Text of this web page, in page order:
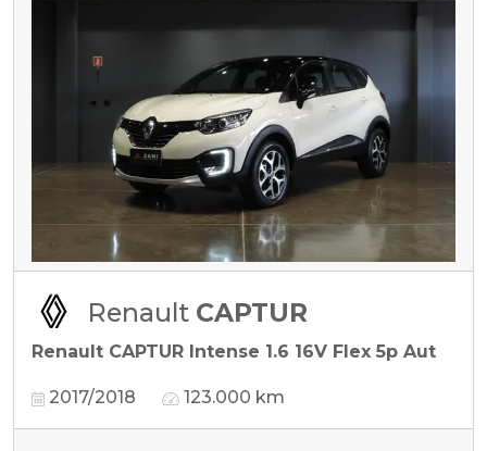
Renault CAPTUR
Renault CAPTUR Intense 1.6 16V Flex 5p Aut
2017/2018 123.000 km